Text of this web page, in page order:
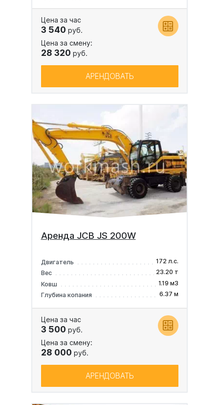
Цена за час
3 540 руб.
Цена за смену:
28 320 руб.
АРЕНДОВАТЬ
Аренда JCB JS 200W
Двигатель
172 л.с.
Вес
23.20 т
Ковш
1.19 м3
Глубина копания
6.37 м
Цена за час
3 500 руб.
Цена за смену:
28 000 руб.
АРЕНДОВАТЬ